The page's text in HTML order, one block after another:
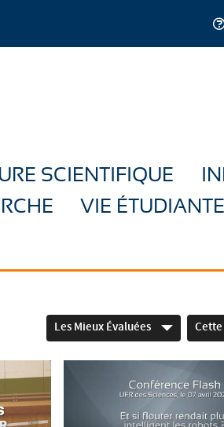
SCIENTIFIQUE
VIE ÉTUDIANTE
Les Mieux Évaluées